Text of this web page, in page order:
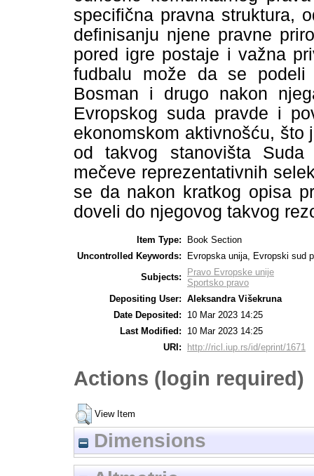
specifična pravna struktura,
definisanju njene pravne
pored igre postaje i važna
fudbalu može da se
Bosman i drugo nakon
Evropskog suda pravde i
ekonomskom aktivnošću, što
od takvog stanovišta
mečeve reprezentativnih
se da nakon kratkog opisa
doveli do njegovog takvog
Item Type:
Book Section
Uncontrolled Keywords:
Evropska unija, Evropski sud
Subjects:
Pravo Evropske unije
Sportsko pravo
Depositing User: Aleksandra Višekruna
Date Deposited:
10 Mar 2023 14:25
Last Modified:
10 Mar 2023 14:25
URI:
http://ricl.iup.rs/id/eprint/1671
Actions (login required)
View Item
Dimensions